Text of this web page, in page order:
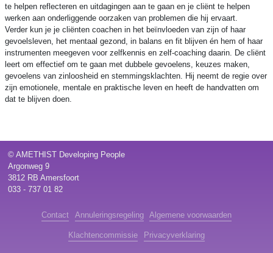
te helpen reflecteren en uitdagingen aan te gaan en je cliënt te helpen
werken aan onderliggende oorzaken van problemen die hij ervaart.
Verder kun je je cliënten coachen in het beïnvloeden van zijn of haar
gevoelsleven, het mentaal gezond, in balans en fit blijven én hem of haar
instrumenten meegeven voor zelfkennis en zelf-coaching daarin. De cliënt
leert om effectief om te gaan met dubbele gevoelens, keuzes maken,
gevoelens van zinloosheid en stemmingsklachten. Hij neemt de regie over
zijn emotionele, mentale en praktische leven en heeft de handvatten om
dat te blijven doen.
© AMETHIST Developing People
Argonweg 9
3812 RB Amersfoort
033 - 737 01 82
Contact Annuleringsregeling Algemene voorwaarden
Klachtencommissie Privacyverklaring